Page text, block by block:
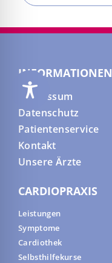
INFORMATIONEN
Impressum
Datenschutz
Patientenservice
Kontakt
Unsere Ärzte
CARDIOPRAXIS
Leistungen
Symptome
Cardiothek
Selbsthilfekurse